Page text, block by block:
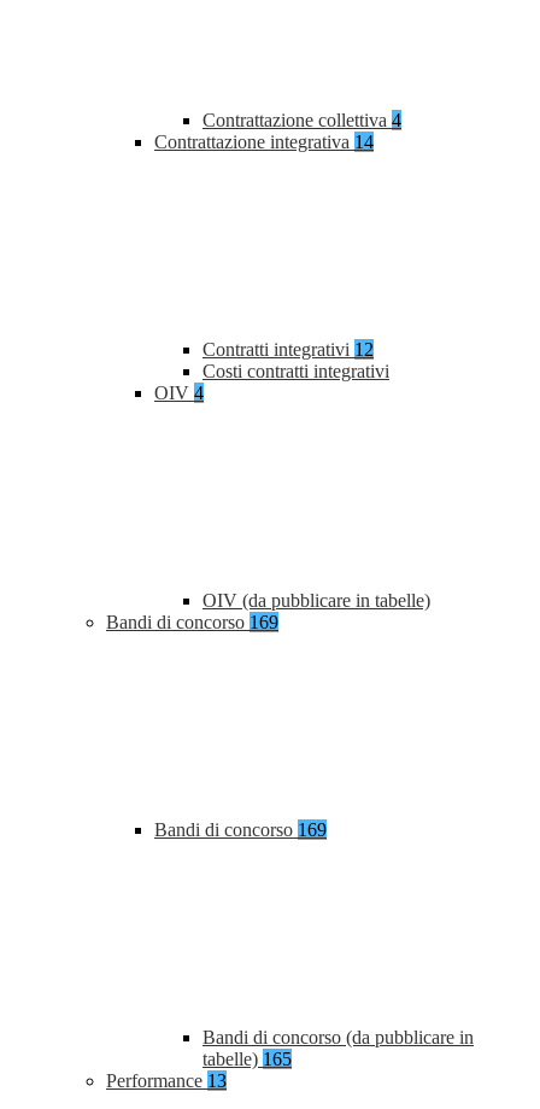
Contrattazione collettiva 4
Contrattazione integrativa 14
Contratti integrativi 12
Costi contratti integrativi
OIV 4
OIV (da pubblicare in tabelle)
Bandi di concorso 169
Bandi di concorso 169
Bandi di concorso (da pubblicare in
tabelle) 165
Performance 13